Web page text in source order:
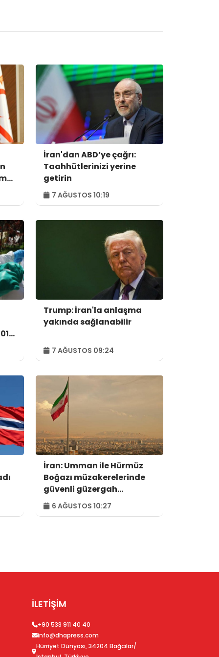
İran'dan ABD’ye çağrı:
Taahhütlerinizi yerine
getirin
7 AĞUSTOS 10:19
Trump: İran'la anlaşma
yakında sağlanabilir
7 AĞUSTOS 09:24
İran: Umman ile Hürmüz
Boğazı müzakerelerinde
güvenli güzergah
konusunda anlaşmaya
vardık
6 AĞUSTOS 10:27
İLETİŞİM
+90 533 911 40 40
info@dhapress.com
Hürriyet Dünyası, 34204 Bağcılar/